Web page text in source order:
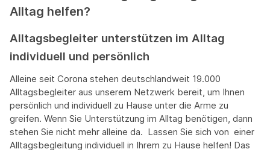
Alltag helfen?
Alltagsbegleiter unterstützen im Alltag
individuell und persönlich
Alleine seit Corona stehen deutschlandweit 19.000
Alltagsbegleiter aus unserem Netzwerk bereit, um Ihnen
persönlich und individuell zu Hause unter die Arme zu
greifen. Wenn Sie Unterstützung im Alltag benötigen, dann
stehen Sie nicht mehr alleine da. Lassen Sie sich von einer
Alltagsbegleitung individuell in Ihrem zu Hause helfen! Das